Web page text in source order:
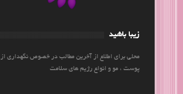
زیبا باشید
محلی برای اطلاع از آخرین مطالب در خصوص نگهداری از
پوست ، مو و انواع رژیم های سلامت